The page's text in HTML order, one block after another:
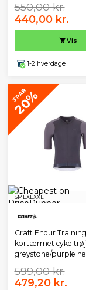
550,00 kr.
440,00 kr.
Vis
1-2 hverdage
SPAR
20%
SML XL XXL
Craft Endur Training
kortærmet
greystone/purple
599,00 kr.
479,20 kr.